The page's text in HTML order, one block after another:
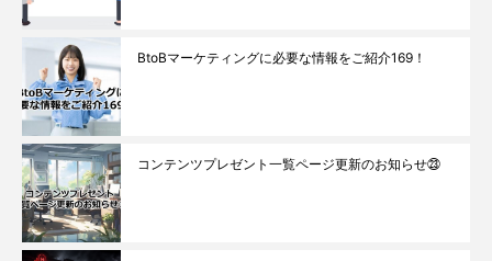
BtoBマーケティングに必要な情報をご紹介169！
コンテンツプレゼント一覧ページ更新のお知らせ㉓